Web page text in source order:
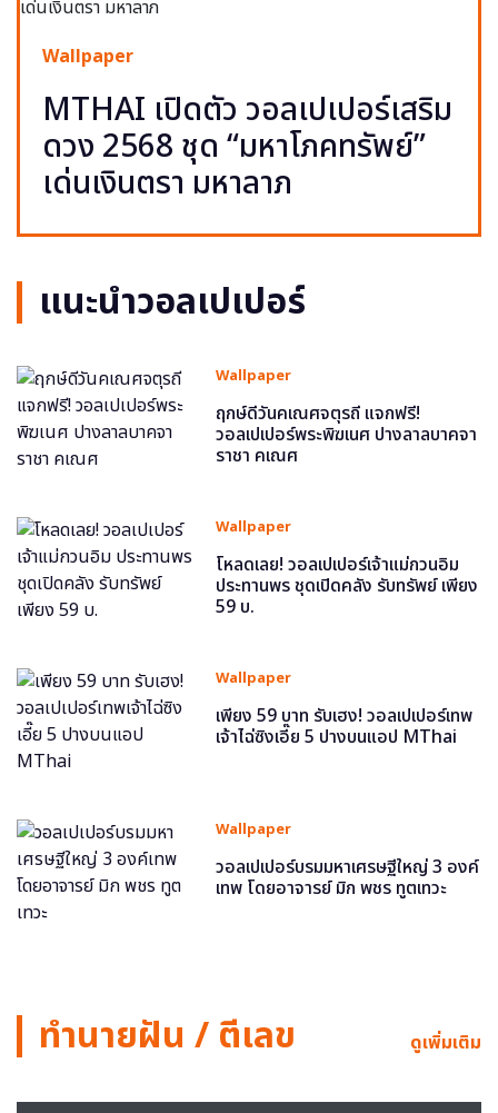
Wallpaper
MTHAI เปิดตัว วอลเปเปอร์เสริม
ดวง 2568 ชุด “มหาโภคทรัพย์”
เด่นเงินตรา มหาลาภ
แนะนำวอลเปเปอร์
Wallpaper
ฤกษ์ดีวันคเณศจตุรถี แจกฟรี!
วอลเปเปอร์พระพิฆเนศ ปางลาลบาคจา
ราชา คเณศ
Wallpaper
โหลดเลย! วอลเปเปอร์เจ้าแม่กวนอิม
ประทานพร ชุดเปิดคลัง รับทรัพย์ เพียง
59 บ.
Wallpaper
เพียง 59 บาท รับเฮง! วอลเปเปอร์เทพ
เจ้าไฉ่ซิงเอี๊ย 5 ปางบนแอป MThai
Wallpaper
วอลเปเปอร์บรมมหาเศรษฐีใหญ่ 3 องค์
เทพ โดยอาจารย์ มิก พชร ทูตเทวะ
ทำนายฝัน / ตีเลข ดูเพิ่มเติม